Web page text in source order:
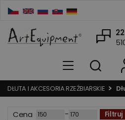
DŁUTA I AKCESORIA RZEŹBIARSKIE
Cena - Filtruj